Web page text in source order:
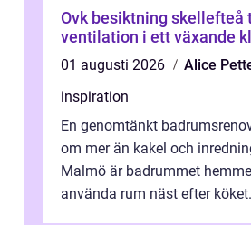
Ovk besiktning skellefteå trygg
ventilation i ett växande
01 augusti 2026
Alice
inspiration
En genomtänkt
om mer än kakel och
Malmö är badrummet
använda rum näst efter